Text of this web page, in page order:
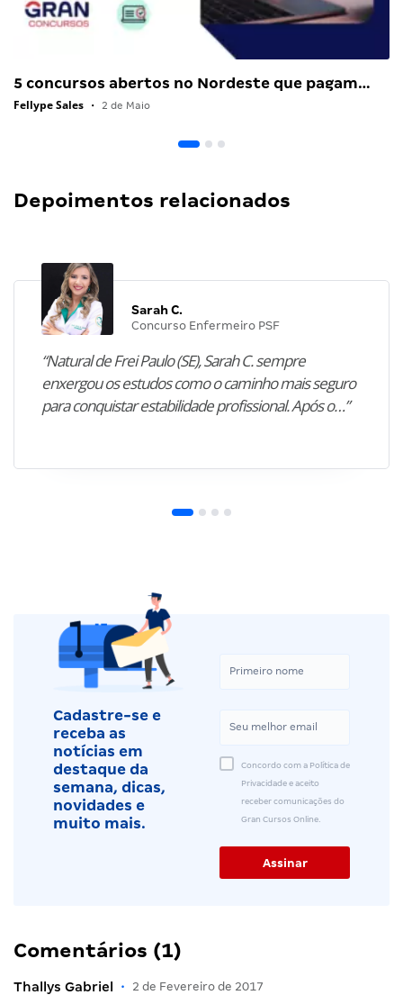
5 concursos abertos no Nordeste que pagam…
Fellype Sales • 2 de Maio
Depoimentos relacionados
Sarah C.
Concurso Enfermeiro PSF
“Natural de Frei Paulo (SE), Sarah C. sempre
enxergou os estudos como o caminho mais seguro
para conquistar estabilidade profissional. Após o…”
Cadastre-se e
receba as
notícias em
destaque da
semana, dicas,
novidades e
muito mais.
Concordo com a Política de
Privacidade e aceito
receber comunicações do
Gran Cursos Online.
Comentários (1)
Thallys Gabriel • 2 de Fevereiro de 2017